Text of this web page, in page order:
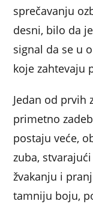
sprečavanju
desni, bilo da
signal da se u
koje zahtevaju
Jedan od prvih
primetno
postaju veće,
zuba,
žvakanju i
tamniju boju,